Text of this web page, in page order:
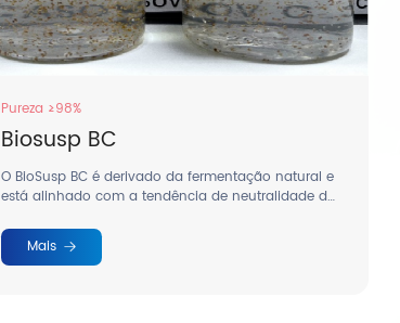
Pureza ≥98%
Biosusp BC
O BioSusp BC é derivado da fermentação natural e
está alinhado com a tendência de neutralidade de
Mais